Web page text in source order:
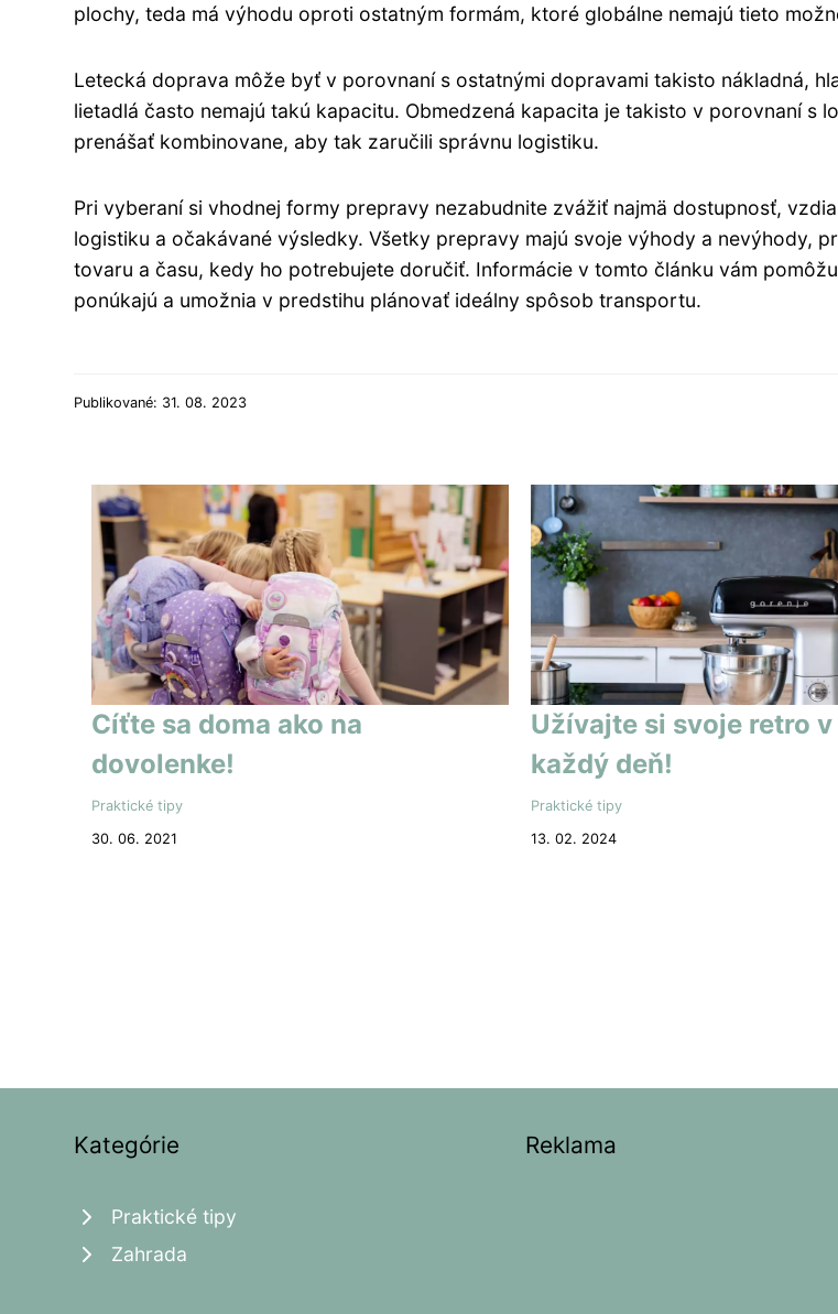
plochy, teda má výhodu oproti ostatným formám, ktoré globálne nemajú tieto
Letecká doprava môže byť v porovnaní s ostatnými dopravami takisto nákladná,
lietadlá často nemajú takú kapacitu. Obmedzená kapacita je takisto v porovnaní s
prenášať kombinovane, aby tak zaručili správnu logistiku.
Pri vyberaní si vhodnej formy prepravy nezabudnite zvážiť najmä dostupnosť,
logistiku a očakávané výsledky. Všetky prepravy majú svoje výhody a nevýhody,
tovaru a času, kedy ho potrebujete doručiť. Informácie v tomto článku vám
ponúkajú a umožnia v predstihu plánovať ideálny spôsob transportu.
Publikované: 31. 08. 2023
Cíťte sa doma ako na
dovolenke!
Praktické tipy
30. 06. 2021
Užívajte si svoje retro
každý deň!
Praktické tipy
13. 02. 2024
Kategórie
Praktické tipy
Zahrada
Reklama